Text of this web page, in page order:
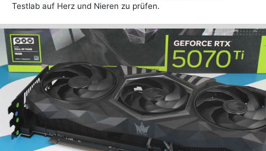
Testlab auf Herz und Nieren zu prüfen.